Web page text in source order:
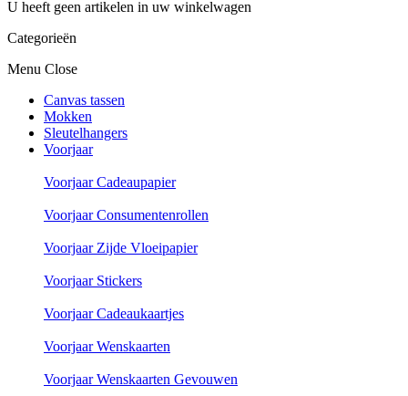
U heeft geen artikelen in uw winkelwagen
Categorieën
Menu Close
Canvas tassen
Mokken
Sleutelhangers
Voorjaar
Voorjaar Cadeaupapier
Voorjaar Consumentenrollen
Voorjaar Zijde Vloeipapier
Voorjaar Stickers
Voorjaar Cadeaukaartjes
Voorjaar Wenskaarten
Voorjaar Wenskaarten Gevouwen